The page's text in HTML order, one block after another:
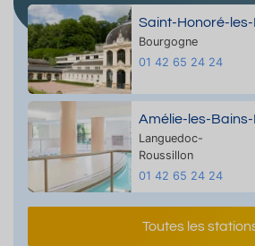
Saint-Honoré-
Bourgogne
01 42 65 24 24
Amélie-les-
Languedoc-
Roussillon
01 42 65 24 24
Toutes les